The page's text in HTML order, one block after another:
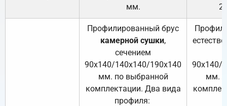
мм.
Профилированный брус
камерной сушки,
сечением
90х140/140х140/190х140
мм. по выбранной
комплектации. Два вида
профиля:
90х140/
мм.